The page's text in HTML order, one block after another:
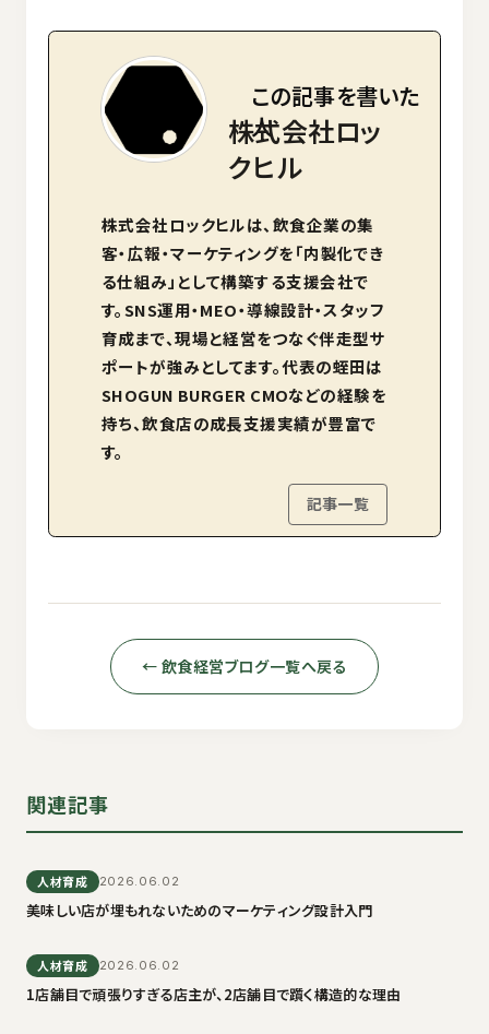
この記事を書いた
人
株式会社ロッ
クヒル
株式会社ロックヒルは、飲食企業の集
客・広報・マーケティングを「内製化でき
る仕組み」として構築する支援会社で
す。SNS運用・MEO・導線設計・スタッフ
育成まで、現場と経営をつなぐ伴走型サ
ポートが強みとしてます。代表の蛭田は
SHOGUN BURGER CMOなどの経験を
持ち、飲食店の成長支援実績が豊富で
す。
記事一覧
← 飲食経営ブログ一覧へ戻る
関連記事
人材育成 2026.06.02
美味しい店が埋もれないためのマーケティング設計入門
人材育成 2026.06.02
1店舗目で頑張りすぎる店主が、2店舗目で躓く構造的な理由